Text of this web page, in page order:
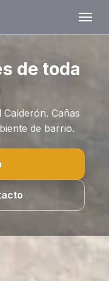
de toda
Cañas
de barrio.